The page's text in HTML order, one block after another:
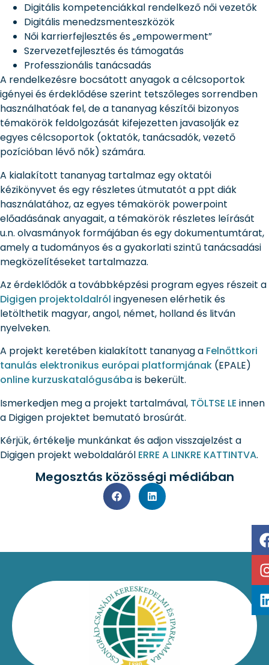
Digitális kompetenciákkal rendelkező női vezetők
Digitális menedzsmenteszközök
Női karrierfejlesztés és „empowerment”
Szervezetfejlesztés és támogatás
Professzionális tanácsadás
A rendelkezésre bocsátott anyagok a célcsoportok
igényei és érdeklődése szerint tetszőleges sorrendben
használhatóak fel, de a tananyag készítői bizonyos
témakörök feldolgozását kifejezetten javasolják ez
egyes célcsoportok (oktatók, tanácsadók, vezető
pozícióban lévő nők) számára.
A kialakított tananyag tartalmaz egy oktatói
kézikönyvet és egy részletes útmutatót a ppt diák
használatához, az egyes témakörök powerpoint
előadásának anyagait, a témakörök részletes leírását
u.n. olvasmányok formájában és egy dokumentumtárat,
amely a tudományos és a gyakorlati szintű tanácsadási
megközelítéseket tartalmazza.
Az érdeklődők a továbbképzési program egyes részeit a
Digigen projektoldalról ingyenesen elérhetik és
letölthetik magyar, angol, német, holland és litván
nyelveken.
A projekt keretében kialakított tananyag a Felnőttkori
tanulás elektronikus európai platformjának (EPALE)
online kurzuskatalógusába is bekerült.
Ismerkedjen meg a projekt tartalmával, TÖLTSE LE innen
a Digigen projektet bemutató brosúrát.
Kérjük, értékelje munkánkat és adjon visszajelzést a
Digigen projekt weboldaláról ERRE A LINKRE KATTINTVA.
Megosztás közösségi médiában